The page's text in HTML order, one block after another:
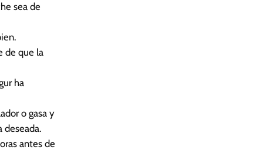
sea de
de que la
ha
o gasa y
deseada.
antes de